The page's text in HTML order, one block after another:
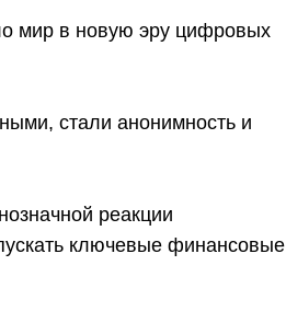
мир в новую эру цифровых
стали анонимность и
реакции
ключевые финансовые